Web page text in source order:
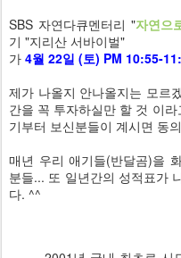
SBS 자연다큐멘터리 "자연으
기 "지리산 서바이벌"
가 4월 22일 (토) PM 10:55-
제가 나올지 안나올지는 모르
간을 꼭 투자하실만 할 것 이
기부터 보신분들이 계시면 동
매년 우리 애기들(반달곰)을
분들... 또 일년간의 성적표가
다. ^^